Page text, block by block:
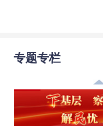
专题专栏